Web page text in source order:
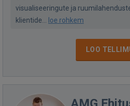
visualiseeringute ja
klientide...
loe rohkem
LOO